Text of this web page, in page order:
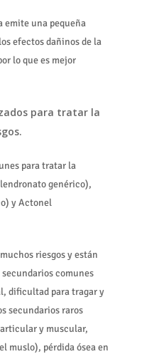
emite una pequeña
efectos dañinos de la
lo que es mejor
para tratar la
para tratar la
genérico),
y Actonel
riesgos y están
comunes
dificultad para tragar y
secundarios raros
y muscular,
muslo), pérdida ósea en